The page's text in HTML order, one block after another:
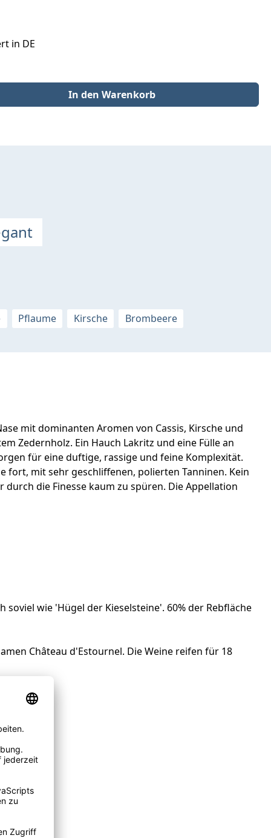
in DE
benutze die Schaltflächen um die Anzahl zu erhöhen oder zu
In den Warenkorb
Pflaume Kirsche Brombeere
mit dominanten Aromen von Cassis, Kirsche und
Zedernholz. Ein Hauch Lakritz und eine Fülle an
für eine duftige, rassige und feine Komplexität.
fort, mit sehr geschliffenen, polierten Tanninen. Kein
die Finesse kaum zu spüren. Die Appellation
wie 'Hügel der Kieselsteine'. 60% der Rebfläche
Château d'Estournel. Die Weine reifen für 18